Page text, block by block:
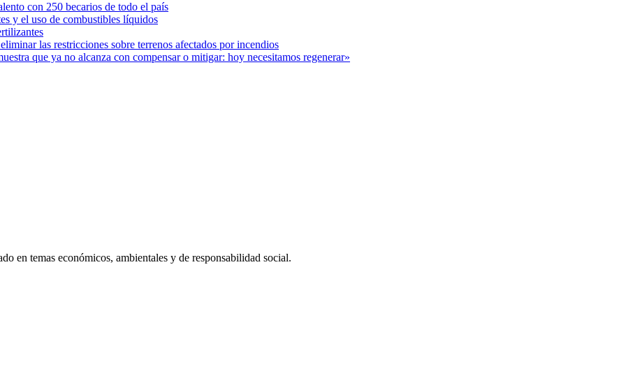
con 250 becarios de todo el país
y el uso de combustibles líquidos
las restricciones sobre terrenos afectados por incendios
que ya no alcanza con compensar o mitigar: hoy necesitamos regenerar»
en temas económicos, ambientales y de responsabilidad social.